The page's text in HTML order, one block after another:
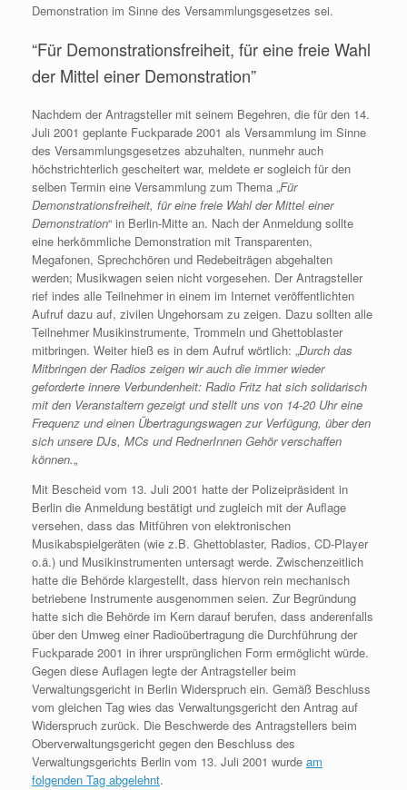
Demonstration im Sinne des Versammlungsgesetzes sei.
“Für Demonstrationsfreiheit, für eine freie Wahl
der Mittel einer Demonstration”
Nachdem der Antragsteller mit seinem Begehren, die für den 14.
Juli 2001 geplante Fuckparade 2001 als Versammlung im Sinne
des Versammlungsgesetzes abzuhalten, nunmehr auch
höchstrichterlich gescheitert war, meldete er sogleich für den
selben Termin eine Versammlung zum Thema „Für
Demonstrationsfreiheit, für eine freie Wahl der Mittel einer
Demonstration“ in Berlin-Mitte an. Nach der Anmeldung sollte
eine herkömmliche Demonstration mit Transparenten,
Megafonen, Sprechchören und Redebeiträgen abgehalten
werden; Musikwagen seien nicht vorgesehen. Der Antragsteller
rief indes alle Teilnehmer in einem im Internet veröffentlichten
Aufruf dazu auf, zivilen Ungehorsam zu zeigen. Dazu sollten alle
Teilnehmer Musikinstrumente, Trommeln und Ghettoblaster
mitbringen. Weiter hieß es in dem Aufruf wörtlich: „Durch das
Mitbringen der Radios zeigen wir auch die immer wieder
geforderte innere Verbundenheit: Radio Fritz hat sich solidarisch
mit den Veranstaltern gezeigt und stellt uns von 14-20 Uhr eine
Frequenz und einen Übertragungswagen zur Verfügung, über den
sich unsere DJs, MCs und RednerInnen Gehör verschaffen
können.„
Mit Bescheid vom 13. Juli 2001 hatte der Polizeipräsident in
Berlin die Anmeldung bestätigt und zugleich mit der Auflage
versehen, dass das Mitführen von elektronischen
Musikabspielgeräten (wie z.B. Ghettoblaster, Radios, CD-Player
o.ä.) und Musikinstrumenten untersagt werde. Zwischenzeitlich
hatte die Behörde klargestellt, dass hiervon rein mechanisch
betriebene Instrumente ausgenommen seien. Zur Begründung
hatte sich die Behörde im Kern darauf berufen, dass anderenfalls
über den Umweg einer Radioübertragung die Durchführung der
Fuckparade 2001 in ihrer ursprünglichen Form ermöglicht würde.
Gegen diese Auflagen legte der Antragsteller beim
Verwaltungsgericht in Berlin Widerspruch ein. Gemäß Beschluss
vom gleichen Tag wies das Verwaltungsgericht den Antrag auf
Widerspruch zurück. Die Beschwerde des Antragstellers beim
Oberverwaltungsgericht gegen den Beschluss des
Verwaltungsgerichts Berlin vom 13. Juli 2001 wurde am
folgenden Tag abgelehnt.